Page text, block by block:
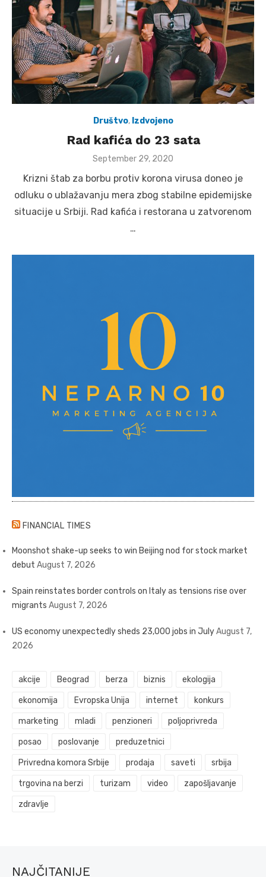
Društvo, Izdvojeno
Rad kafića do 23 sata
Posted
September 29, 2020
Krizni štab za borbu protiv korona virusa doneo je
odluku o ublažavanju mera zbog stabilne epidemijske
situacije u Srbiji. Rad kafića i restorana u zatvorenom
…
FINANCIAL TIMES
Moonshot shake-up seeks to win Beijing nod for stock market
debut August 7, 2026
Spain reinstates border controls on Italy as tensions rise over
migrants August 7, 2026
US economy unexpectedly sheds 23,000 jobs in JulyAugust 7,
2026
akcije Beograd berza biznis ekologija
ekonomija Evropska Unija internet konkurs
marketing mladi penzioneri poljoprivreda
posao poslovanje preduzetnici
Privredna komora Srbije prodaja saveti srbija
trgovina na berzi turizam video zapošljavanje
zdravlje
NAJČITANIJE